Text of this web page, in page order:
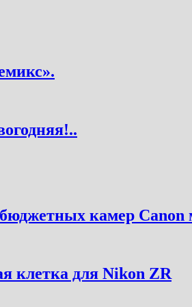
камер Canon
клетка для Nikon ZR